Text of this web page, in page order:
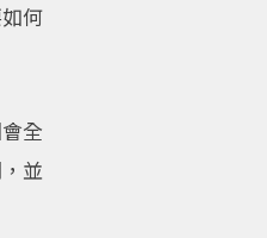
何
全
並